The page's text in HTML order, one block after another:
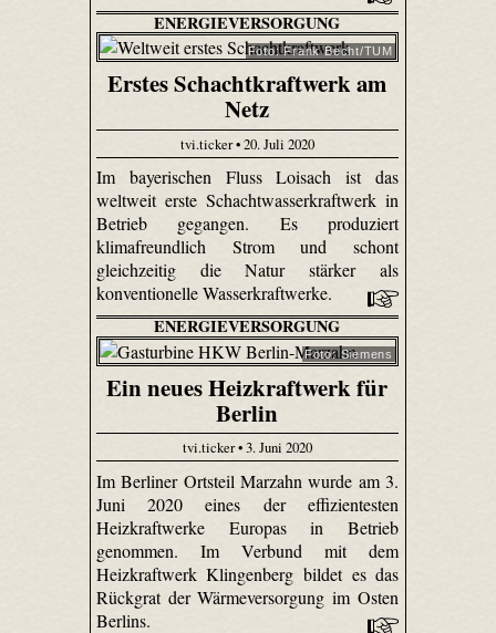
ENERGIEVERSORGUNG
Foto: Frank Becht/TUM
Erstes Schachtkraftwerk am
Netz
tvi.ticker • 20. Juli 2020
Im bayerischen Fluss Loisach ist das
weltweit erste Schachtwasserkraftwerk in
Betrieb gegangen. Es produziert
klimafreundlich Strom und schont
gleichzeitig die Natur stärker als
konventionelle Wasserkraftwerke.
ENERGIEVERSORGUNG
Foto: Siemens
Ein neues Heizkraftwerk für
Berlin
tvi.ticker • 3. Juni 2020
Im Berliner Ortsteil Marzahn wurde am 3.
Juni 2020 eines der effizientesten
Heizkraftwerke Europas in Betrieb
genommen. Im Verbund mit dem
Heizkraftwerk Klingenberg bildet es das
Rückgrat der Wärmeversorgung im Osten
Berlins.